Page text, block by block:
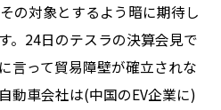
の対象とするよう暗に期待し
。24日のテスラの決算会見で
言って貿易障壁が確立されな
動車会社は(中国のEV企業に)